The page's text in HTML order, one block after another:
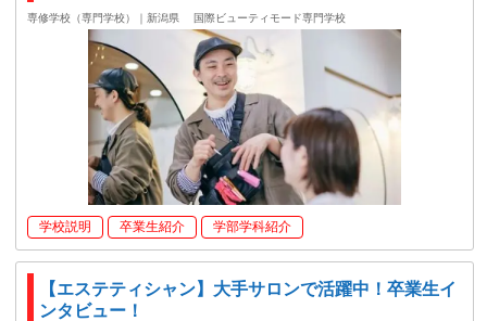
専修学校（専門学校）｜新潟県 国際ビューティモード専門学校
学校説明 卒業生紹介 学部学科紹介
【エステティシャン】大手サロンで活躍中！卒業生イ
ンタビュー！